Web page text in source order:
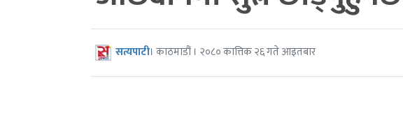
सत्यपाटी। काठमाडौं । २०८० कात्तिक २६ गते आइतबार